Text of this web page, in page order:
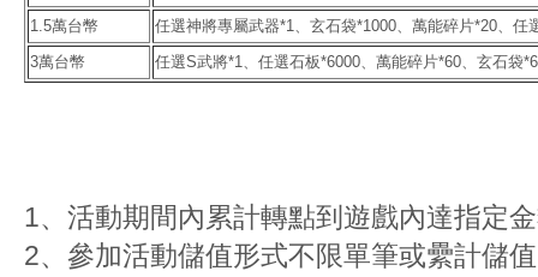
1.5萬台幣
任選神將專屬武器*1、玄石袋*1000、萬能碎片*20、任
3萬台幣
任選S武將*1、任選石板*6000、萬能碎片*60、玄石袋
1、活動期間內累計轉點到遊戲內達指定
2、參加活動儲值形式不限單筆或纍計儲